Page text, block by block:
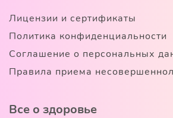
Лицензии и сертификаты
Политика конфиденциальности
Соглашение о персональных
Правила приема
Все о здоровье